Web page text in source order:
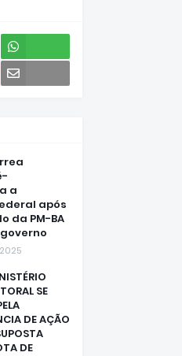
a
após
da PM-BA
SE
DE AÇÃO
DE